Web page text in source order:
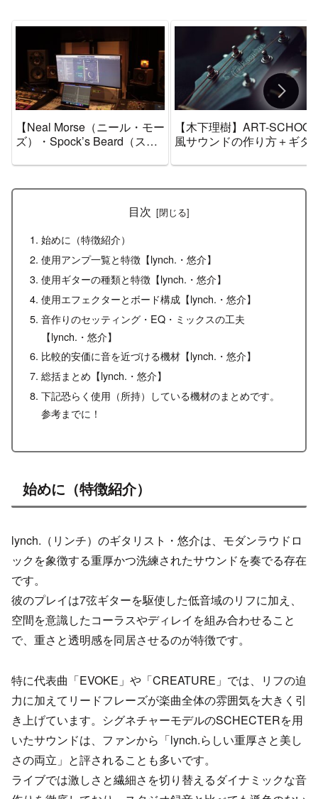
【Neal Morse（ニール・モー
ズ）・Spock’s Beard（スポ
ンドの作り方＋ギター機材音
【木下理樹】ART-SCHOOL
風サウンドの作り方＋ギタ
とめ【エフェクター・アン
目次
始めに（特徴紹介）
使用アンプ一覧と特徴【lynch.・悠介】
使用ギターの種類と特徴【lynch.・悠介】
使用エフェクターとボード構成【lynch.・悠介】
音作りのセッティング・EQ・ミックスの工夫
【lynch.・悠介】
比較的安価に音を近づける機材【lynch.・悠介】
総括まとめ【lynch.・悠介】
下記恐らく使用（所持）している機材のまとめです。
参考までに！
始めに（特徴紹介）
lynch.（リンチ）のギタリスト・悠介は、モダンラウドロ
ックを象徴する重厚かつ洗練されたサウンドを奏でる存在
です。
彼のプレイは7弦ギターを駆使した低音域のリフに加え、
空間を意識したコーラスやディレイを組み合わせること
で、重さと透明感を同居させるのが特徴です。
特に代表曲「EVOKE」や「CREATURE」では、リフの迫
力に加えてリードフレーズが楽曲全体の雰囲気を大きく引
き上げています。シグネチャーモデルのSCHECTERを用
いたサウンドは、ファンから「lynch.らしい重厚さと美し
さの両立」と評されることも多いです。
ライブでは激しさと繊細さを切り替えるダイナミックな音